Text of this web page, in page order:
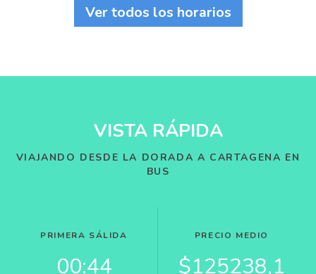
Ver todos los horarios
VISTA RÁPIDA
VIAJANDO DESDE LA DORADA A CARTAGENA EN
BUS
PRIMERA SÁLIDA
00:44
PRECIO MEDIO
$125238,1